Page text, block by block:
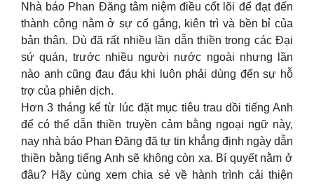
Nhà báo Phan Đăng tâm niệm điều cốt lõi để đạt đến
thành công nằm ở sự cố gắng, kiên trì và bền bỉ của
bản thân. Dù đã rất nhiều lần dẫn thiền trong các Đại
sứ quán, trước nhiều người nước ngoài nhưng lần
nào anh cũng đau đáu khi luôn phải dùng đến sự hỗ
trợ của phiên dịch.
Hơn 3 tháng kể từ lúc đặt mục tiêu trau dồi tiếng Anh
để có thể dẫn thiền truyền cảm bằng ngoại ngữ này,
nay nhà báo Phan Đăng đã tự tin khẳng định ngày dẫn
thiền bằng tiếng Anh sẽ không còn xa. Bí quyết nằm ở
đâu? Hãy cùng xem chia sẻ về hành trình cải thiện